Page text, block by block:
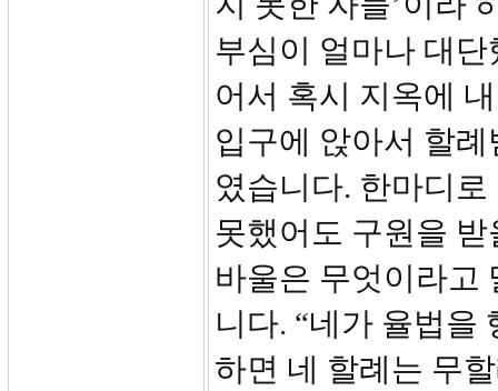
부심이 얼마나 대
어서 혹시 지옥에
입구에 앉아서 할
였습니다. 한마디
못했어도 구원을
바울은 무엇이라고
니다. “네가 율법을
하면 네 할례는 무